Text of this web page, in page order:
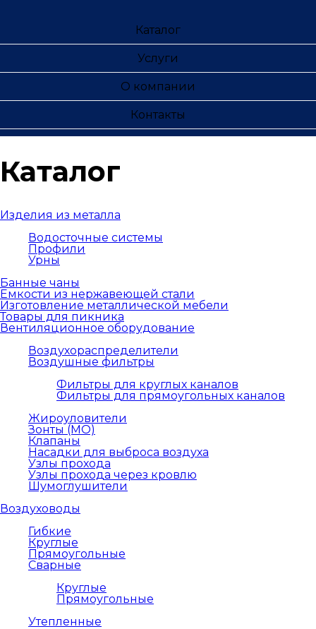
Каталог
Услуги
О компании
Контакты
Каталог
Изделия из металла
Водосточные системы
Профили
Урны
Банные чаны
Емкости из нержавеющей стали
Изготовление металлической мебели
Товары для пикника
Вентиляционное оборудование
Воздухораспределители
Воздушные фильтры
Фильтры для круглых каналов
Фильтры для прямоугольных каналов
Жироуловители
Зонты (МО)
Клапаны
Насадки для выброса воздуха
Узлы прохода
Узлы прохода через кровлю
Шумоглушители
Воздуховоды
Гибкие
Круглые
Прямоугольные
Сварные
Круглые
Прямоугольные
Утепленные